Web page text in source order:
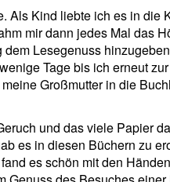
Als Kind liebte ich es in die
mir dann jedes Mal das
Lesegenuss
Tage bis ich erneut
Großmutter in die
und das viele Papier
es in diesen Büchern zu
es schön mit den